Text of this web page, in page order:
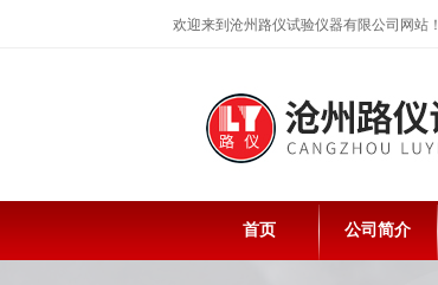
欢迎来到沧州路仪试验仪器有限公司网站！
首页 公司简介